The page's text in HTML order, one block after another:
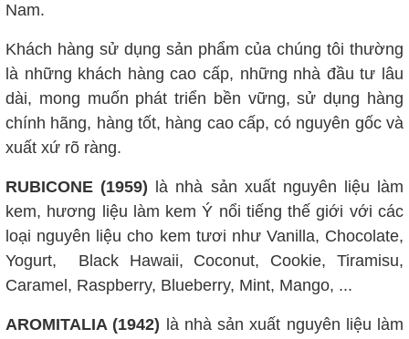
Nam.
Khách hàng sử dụng sản phẩm của chúng tôi thường
là những khách hàng cao cấp, những nhà đầu tư lâu
dài, mong muốn phát triển bền vững, sử dụng hàng
chính hãng, hàng tốt, hàng cao cấp, có nguyên gốc và
xuất xứ rõ ràng.
RUBICONE (1959) là nhà sản xuất nguyên liệu làm
kem, hương liệu làm kem Ý nổi tiếng thế giới với các
loại nguyên liệu cho kem tươi như Vanilla, Chocolate,
Yogurt, Black Hawaii, Coconut, Cookie, Tiramisu,
Caramel, Raspberry, Blueberry, Mint, Mango, ...
AROMITALIA (1942) là nhà sản xuất nguyên liệu làm